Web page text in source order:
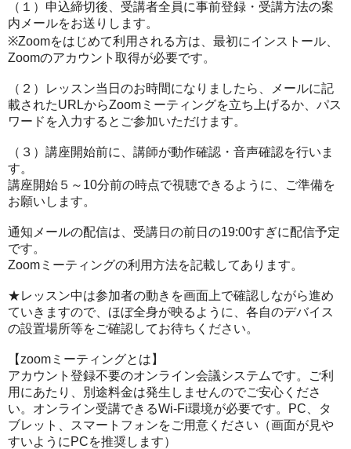
（１）申込締切後、受講者全員に事前登録・受講方法の案
内メールをお送りします。
※Zoomをはじめて利用される方は、最初にインストール、
Zoomのアカウント取得が必要です。
（２）レッスン当日のお時間になりましたら、メールに記
載されたURLからZoomミーティングを立ち上げるか、パス
ワードを入力するとご参加いただけます。
（３）講座開始前に、講師が動作確認・音声確認を行いま
す。
講座開始５～10分前の時点で視聴できるように、ご準備を
お願いします。
通知メールの配信は、受講日の前日の19:00すぎに配信予定
です。
Zoomミーティングの利用方法を記載してあります。
★レッスン中は参加者の動きを画面上で確認しながら進め
ていきますので、ほぼ全身が映るように、各自のデバイス
の設置場所等をご確認してお待ちください。
【zoomミーティングとは】
アカウント登録不要のオンライン会議システムです。ご利
用にあたり、別途料金は発生しませんのでご安心くださ
い。オンライン受講できるWi-Fi環境が必要です。PC、タ
ブレット、スマートフォンをご用意ください（画面が見や
すいようにPCを推奨します）